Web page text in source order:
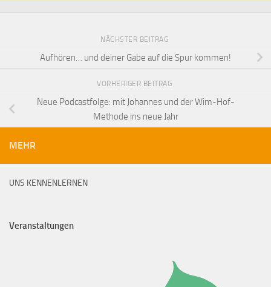
NÄCHSTER BEITRAG
Aufhören… und deiner Gabe auf die Spur kommen!
VORHERIGER BEITRAG
Neue Podcastfolge: mit Johannes und der Wim-Hof-
Methode ins neue Jahr
MEHR
UNS KENNENLERNEN
Veranstaltungen